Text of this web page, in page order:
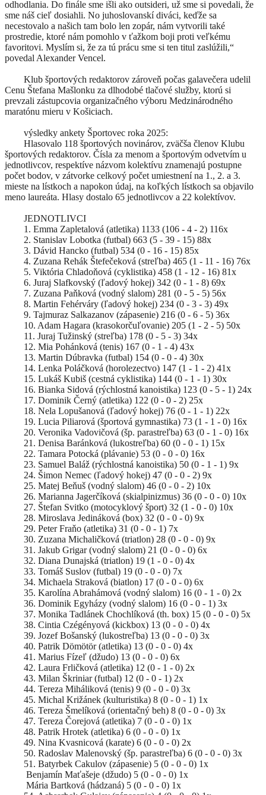
odhodlania. Do finále sme išli ako outsideri, už sme si povedali, že
sme náš cieľ dosiahli. No juhoslovanskí diváci, keďže sa
necestovalo a našich tam bolo len zopár, nám vytvorili také
prostredie, ktoré nám pomohlo v ťažkom boji proti veľkému
favoritovi. Myslím si, že za tú prácu sme si ten titul zaslúžili,“
povedal Alexander Vencel.
Klub športových redaktorov zároveň počas galavečera udelil
Cenu Štefana Mašlonku za dlhodobé tlačové služby, ktorú si
prevzali zástupcovia organizačného výboru Medzinárodného
maratónu mieru v Košiciach.
výsledky ankety Športovec roka 2025:
Hlasovalo 118 športových novinárov, zväčša členov Klubu
športových redaktorov. Čísla za menom a športovým odvetvím u
jednotlivcov, respektíve názvom kolektívu znamenajú postupne
počet bodov, v zátvorke celkový počet umiestnení na 1., 2. a 3.
mieste na lístkoch a napokon údaj, na koľkých lístkoch sa objavilo
meno laureáta. Hlasy dostalo 65 jednotlivcov a 22 kolektívov.
JEDNOTLIVCI
1. Emma Zapletalová (atletika) 1133 (106 - 4 - 2) 116x
2. Stanislav Lobotka (futbal) 663 (5 - 39 - 15) 88x
3. Dávid Hancko (futbal) 534 (0 - 16 - 15) 85x
4. Zuzana Rehák Štefečeková (streľba) 465 (1 - 11 - 16) 76x
5. Viktória Chladoňová (cyklistika) 458 (1 - 12 - 16) 81x
6. Juraj Slafkovský (ľadový hokej) 342 (0 - 1 - 8) 69x
7. Zuzana Paňková (vodný slalom) 281 (0 - 5 - 5) 56x
8. Martin Fehérváry (ľadový hokej) 234 (0 - 3 - 3) 49x
9. Tajmuraz Salkazanov (zápasenie) 216 (0 - 6 - 5) 36x
10. Adam Hagara (krasokorčuľovanie) 205 (1 - 2 - 5) 50x
11. Juraj Tužinský (streľba) 178 (0 - 5 - 3) 34x
12. Mia Pohánková (tenis) 167 (0 - 1 - 4) 43x
13. Martin Dúbravka (futbal) 154 (0 - 0 - 4) 30x
14. Lenka Poláčková (horolezectvo) 147 (1 - 1 - 2) 41x
15. Lukáš Kubiš (cestná cyklistika) 144 (0 - 1 - 1) 30x
16. Bianka Sidová (rýchlostná kanoistika) 123 (0 - 5 - 1) 24x
17. Dominik Černý (atletika) 122 (0 - 0 - 2) 25x
18. Nela Lopušanová (ľadový hokej) 76 (0 - 1 - 1) 22x
19. Lucia Piliarová (športová gymnastika) 73 (1 - 1 - 0) 16x
20. Veronika Vadovičová (šp. parastreľba) 63 (0 - 1 - 0) 16x
21. Denisa Baránková (lukostreľba) 60 (0 - 0 - 1) 15x
22. Tamara Potocká (plávanie) 53 (0 - 0 - 0) 16x
23. Samuel Baláž (rýchlostná kanoistika) 50 (0 - 1 - 1) 9x
24. Šimon Nemec (ľadový hokej) 47 (0 - 0 - 2) 9x
25. Matej Beňuš (vodný slalom) 46 (0 - 0 - 2) 10x
26. Marianna Jagerčíková (skialpinizmus) 36 (0 - 0 - 0) 10x
27. Štefan Svitko (motocyklový šport) 32 (1 - 0 - 0) 10x
28. Miroslava Jedináková (box) 32 (0 - 0 - 0) 9x
29. Peter Fraňo (atletika) 31 (0 - 0 - 1) 7x
30. Zuzana Michaličková (triatlon) 28 (0 - 0 - 0) 9x
31. Jakub Grigar (vodný slalom) 21 (0 - 0 - 0) 6x
32. Diana Dunajská (triatlon) 19 (1 - 0 - 0) 4x
33. Tomáš Suslov (futbal) 19 (0 - 0 - 0) 7x
34. Michaela Straková (biatlon) 17 (0 - 0 - 0) 6x
35. Karolína Abrahámová (vodný slalom) 16 (0 - 1 - 0) 2x
36. Dominik Egyházy (vodný slalom) 16 (0 - 0 - 1) 3x
37. Monika Tadlánek Chochlíková (th. box) 15 (0 - 0 - 0) 5x
38. Cintia Czégényová (kickbox) 13 (0 - 0 - 0) 4x
39. Jozef Bošanský (lukostreľba) 13 (0 - 0 - 0) 3x
40. Patrik Dömötör (atletika) 13 (0 - 0 - 0) 4x
41. Marius Fízeľ (džudo) 13 (0 - 0 - 0) 6x
42. Laura Frličková (atletika) 12 (0 - 1 - 0) 2x
43. Milan Škriniar (futbal) 12 (0 - 0 - 1) 2x
44. Tereza Miháliková (tenis) 9 (0 - 0 - 0) 3x
45. Michal Križánek (kulturistika) 8 (0 - 0 - 1) 1x
46. Tereza Šmelíková (orientačný beh) 8 (0 - 0 - 0) 3x
47. Tereza Čorejová (atletika) 7 (0 - 0 - 0) 1x
48. Patrik Hrotek (atletika) 6 (0 - 0 - 0) 1x
49. Nina Kvasnicová (karate) 6 (0 - 0 - 0) 2x
50. Radoslav Malenovský (šp. parastreľba) 6 (0 - 0 - 0) 3x
51. Batyrbek Cakulov (zápasenie) 5 (0 - 0 - 0) 1x
Benjamín Maťašeje (džudo) 5 (0 - 0 - 0) 1x
Mária Bartková (hádzaná) 5 (0 - 0 - 0) 1x